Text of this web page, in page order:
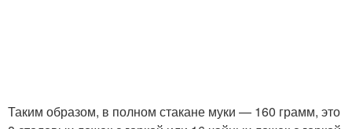
Таким образом, в полном стакане муки — 160 грамм, это